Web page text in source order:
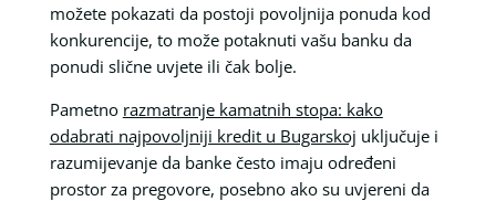
možete pokazati da postoji povoljnija ponuda kod
konkurencije, to može potaknuti vašu banku da
ponudi slične uvjete ili čak bolje.
Pametno razmatranje kamatnih stopa: kako
odabrati najpovoljniji kredit u Bugarskoj uključuje i
razumijevanje da banke često imaju određeni
prostor za pregovore, posebno ako su uvjereni da